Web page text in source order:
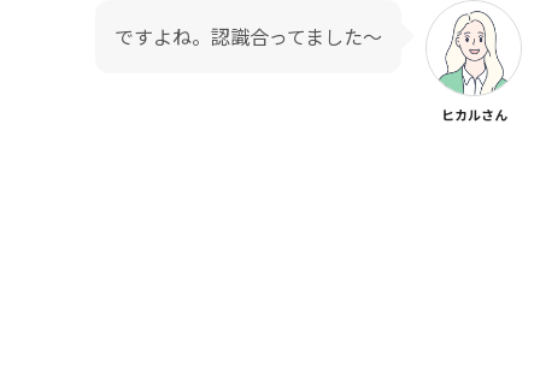
ですよね。認識合ってました〜
ヒカルさん